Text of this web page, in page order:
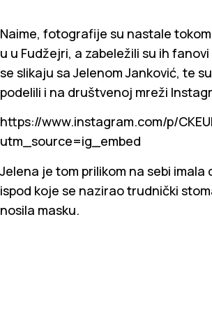
Naime, fotografije su nastale
u u Fudžejri, a zabeležili su ih
se slikaju sa Jelenom Janković, te
podelili i na društvenoj mreži
https://www.instagram.com/p/
utm_source=ig_embed
Jelena je tom prilikom na sebi imala
ispod koje se nazirao trudnički
nosila masku.